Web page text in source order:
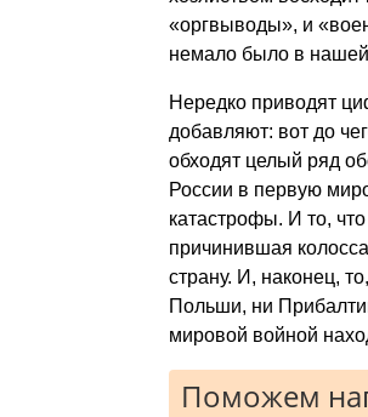
«оргвыводы», и
немало было в нашей
Нередко приводят
добавля­ют: вот до
обходят целый ряд
России в первую
катастрофы. И то,
причинившая
страну. И, наконец,
Польши, ни
миро­вой войной
Поможем